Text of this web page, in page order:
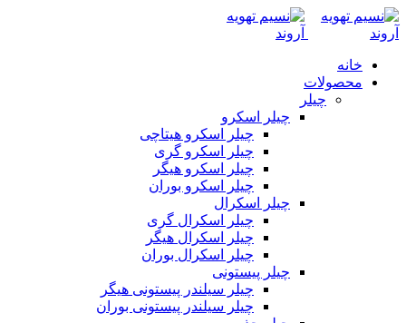
خانه
محصولات
چیلر
چیلر اسکرو
چیلر اسکرو هیتاچی
چیلر اسکرو گری
چیلر اسکرو هیگر
چیلر اسکرو بوران
چیلر اسکرال
چیلر اسکرال گری
چیلر اسکرال هیگر
چیلر اسکرال بوران
چیلر پیستونی
چیلر سیلندر پیستونی هیگر
چیلر سیلندر پیستونی بوران